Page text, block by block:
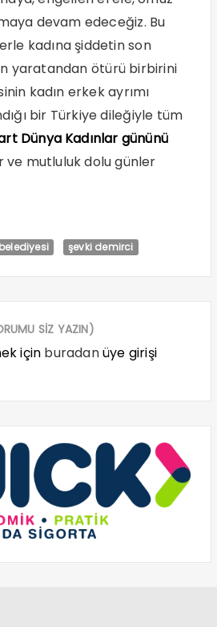
devam edeceğiz. Bu
kadına şiddetin son
yaratandan ötürü birbirini
kadın erkek ayrımı
bir Türkiye dileğiyle tüm
Dünya Kadınlar gününü
ve mutluluk dolu günler
şevki demirci
SİZ YAZIN)
için buradanüye girişi